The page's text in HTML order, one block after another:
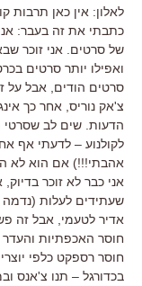
לאלון: אין כאן תרבות
כתבתי את זה בעבר:
ואפילו יותר סרטים
סרטים הודים, אבל על
צ'אק נוריס, אחר כך
הדעות. שים לב שסרטי
לקולנוע – לדעתי אף
אהבתי!!!) אם הוא לא
אני כבר לא זוכר
שעתידים לעלות (נדמה
אדיר לטעמי, אבל זה
חוסר האכפתיות
חוסר רספקט כלפי
בכדורגל – תנו צ'אנס